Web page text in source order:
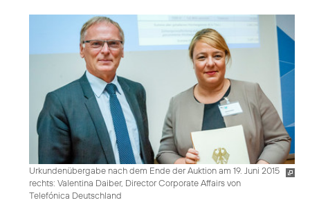
Urkundenübergabe nach dem Ende der Auktion am 19. Juni 2015
rechts: Valentina Daiber, Director Corporate Affairs von
Telefónica Deutschland